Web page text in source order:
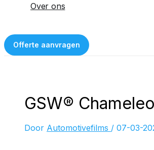
Over ons
Offerte aanvragen
GSW®
Door Automotivefilms / 07-03-